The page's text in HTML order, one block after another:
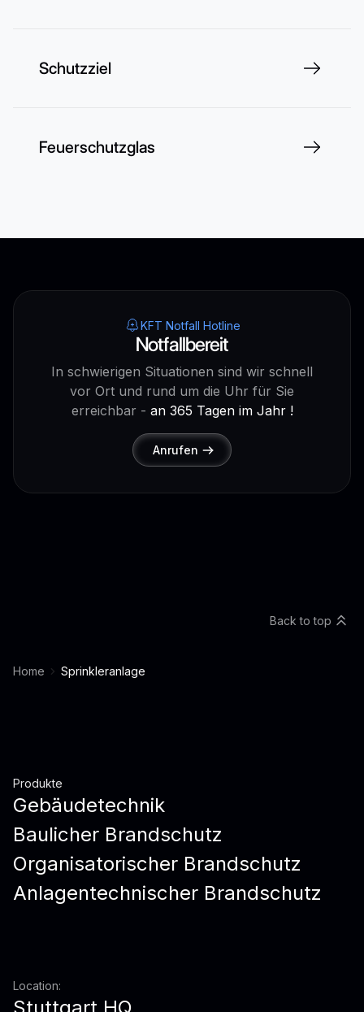
Schutzziel
Feuerschutzglas
KFT Notfall Hotline
Notfallbereit
In schwierigen Situationen sind wir schnell
vor Ort und rund um die Uhr für Sie
erreichbar - an 365 Tagen im Jahr !
Anrufen
Home Sprinkleranlage
Back to top
Produkte
Gebäudetechnik
Baulicher Brandschutz
Organisatorischer Brandschutz
Anlagentechnischer Brandschutz
Location: